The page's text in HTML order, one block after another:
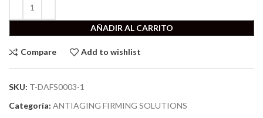
AÑADIR AL CARRITO
Compare Add to wishlist
SKU: T-DAFS0003-1
Categoría: ANTIAGING FIRMING SOLUTIONS